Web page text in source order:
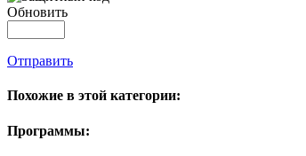
Обновить
Отправить
Похожие в этой категории:
Программы: